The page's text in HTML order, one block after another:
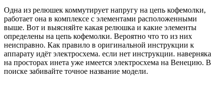
Одна из релюшек коммутирует напругу на цепь кофемолки,
работает она в комплексе с элементами расположенными
выше. Вот и выясняйте какая релюшка и какие элементы
определены на цепь кофемолки. Вероятно что то из них
неисправно. Как правило в оригинальной инструкции к
аппарату идёт электросхема. если нет инструкции. наверняка
на просторах инета уже имеется электросхема на Венецию. В
поиске забивайте точное название модели.